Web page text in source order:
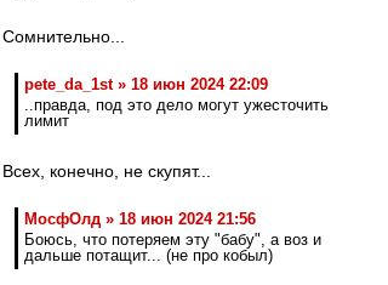
Сомнительно...
pete_da_1st » 18 июн 2024 22:09
..правда, под это дело могут ужесточить
лимит
Всех, конечно, не скупят...
МосфОлд » 18 июн 2024 21:56
Боюсь, что потеряем эту "бабу", а воз и
дальше потащит... (не про кобыл)